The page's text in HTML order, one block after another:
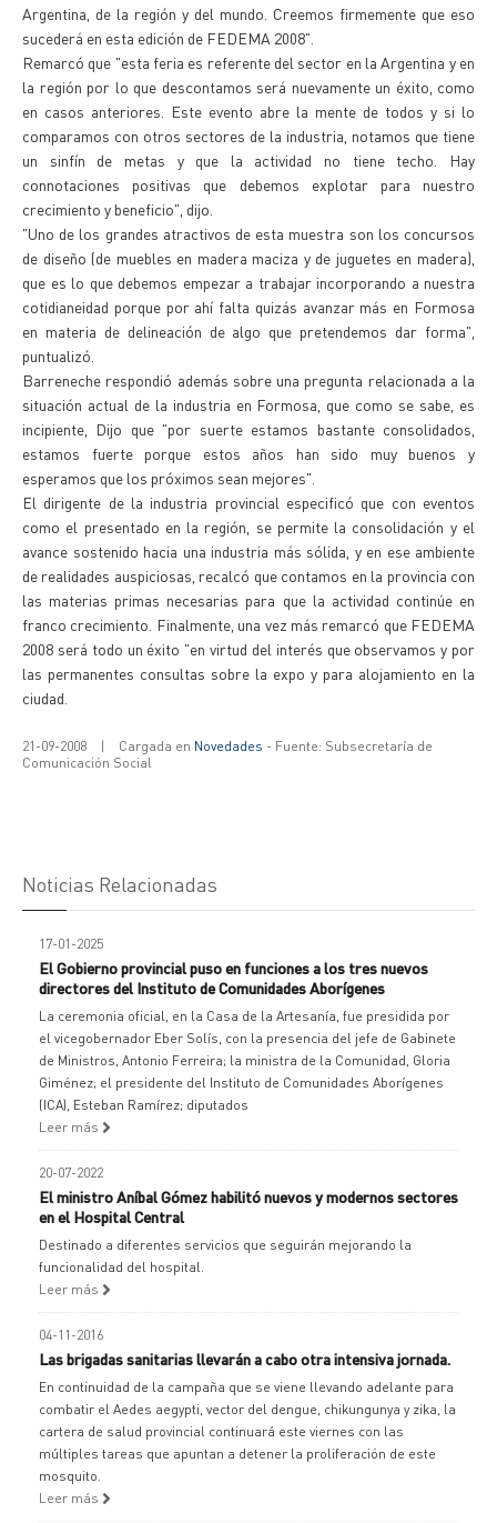
Argentina, de la región y del mundo. Creemos firmemente que eso
sucederá en esta edición de FEDEMA 2008".
Remarcó que "esta feria es referente del sector en la Argentina y en
la región por lo que descontamos será nuevamente un éxito, como
en casos anteriores. Este evento abre la mente de todos y si lo
comparamos con otros sectores de la industria, notamos que tiene
un sinfín de metas y que la actividad no tiene techo. Hay
connotaciones positivas que debemos explotar para nuestro
crecimiento y beneficio", dijo.
"Uno de los grandes atractivos de esta muestra son los concursos
de diseño (de muebles en madera maciza y de juguetes en madera),
que es lo que debemos empezar a trabajar incorporando a nuestra
cotidianeidad porque por ahí falta quizás avanzar más en Formosa
en materia de delineación de algo que pretendemos dar forma",
puntualizó.
Barreneche respondió además sobre una pregunta relacionada a la
situación actual de la industria en Formosa, que como se sabe, es
incipiente, Dijo que "por suerte estamos bastante consolidados,
estamos fuerte porque estos años han sido muy buenos y
esperamos que los próximos sean mejores".
El dirigente de la industria provincial especificó que con eventos
como el presentado en la región, se permite la consolidación y el
avance sostenido hacia una industria más sólida, y en ese ambiente
de realidades auspiciosas, recalcó que contamos en la provincia con
las materias primas necesarias para que la actividad continúe en
franco crecimiento. Finalmente, una vez más remarcó que FEDEMA
2008 será todo un éxito "en virtud del interés que observamos y por
las permanentes consultas sobre la expo y para alojamiento en la
ciudad.
21-09-2008 | Cargada en Novedades - Fuente: Subsecretaría de
Comunicación Social
Noticias Relacionadas
17-01-2025
El Gobierno provincial puso en funciones a los tres nuevos
directores del Instituto de Comunidades Aborígenes
La ceremonia oficial, en la Casa de la Artesanía, fue presidida por
el vicegobernador Eber Solís, con la presencia del jefe de Gabinete
de Ministros, Antonio Ferreira; la ministra de la Comunidad, Gloria
Giménez; el presidente del Instituto de Comunidades Aborígenes
(ICA), Esteban Ramírez; diputados
Leer más
20-07-2022
El ministro Aníbal Gómez habilitó nuevos y modernos sectores
en el Hospital Central
Destinado a diferentes servicios que seguirán mejorando la
funcionalidad del hospital.
Leer más
04-11-2016
Las brigadas sanitarias llevarán a cabo otra intensiva jornada.
En continuidad de la campaña que se viene llevando adelante para
combatir el Aedes aegypti, vector del dengue, chikungunya y zika, la
cartera de salud provincial continuará este viernes con las
múltiples tareas que apuntan a detener la proliferación de este
mosquito.
Leer más